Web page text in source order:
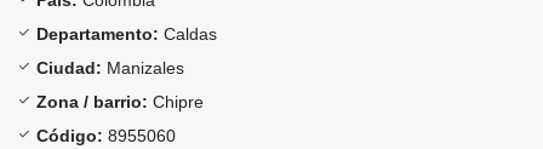
Departamento: Caldas
Ciudad: Manizales
Zona / barrio: Chipre
Código: 8955060